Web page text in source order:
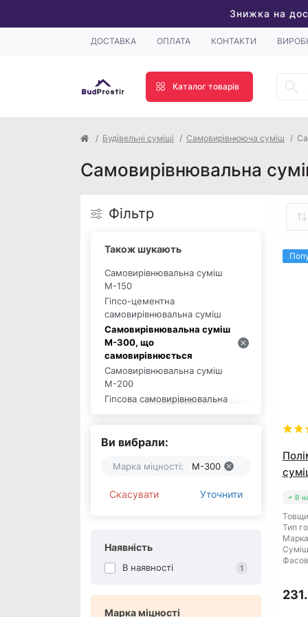
Знижка на
ДОСТАВКА ОПЛАТА КОНТАКТИ
Каталог товарів
Будівельні суміші Самовирівнююча суміш
Самовирівнювальна
Фільтр
Також шукають
Самовирівнювальна суміш
М-150
Гіпсо-цементна
самовирівнювальна суміш
Самовирівнювальна суміш
М-300, що
самовирівнюється
Самовирівнювальна суміш
М-200
Гіпсова самовирівнювальна
суміш
Самовирівнююча суміш UniBAU
Самовирівнювальна суміш
Крайзель
Полімін
BUDMAJSTER
Ви вибрали:
Марка міцності: М-300
Скасувати Уточнити
Наявність
В наявності 1
Марка міцності
В
Тип
Марка